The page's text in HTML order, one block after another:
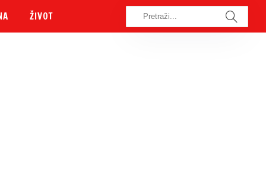
ŽIVOT